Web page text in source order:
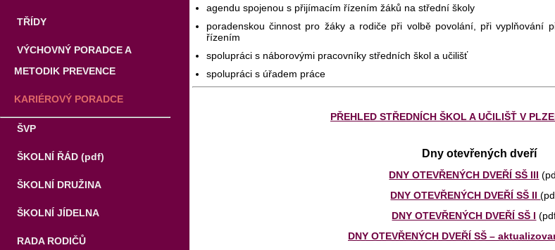
TŘÍDY
VÝCHOVNÝ PORADCE A
METODIK PREVENCE
KARIÉROVÝ PORADCE
ŠVP
ŠKOLNÍ ŘÁD (pdf)
ŠKOLNÍ DRUŽINA
ŠKOLNÍ JÍDELNA
RADA RODIČŮ
agendu spojenou s přijímacím řízením žáků na střední školy
poradenskou činnost pro žáky a rodiče při volbě povolání, při vyplňování
řízením
spolupráci s náborovými pracovníky středních škol a učilišť
spolupráci s úřadem práce
PŘEHLED STŘEDNÍCH ŠKOL A UČILIŠŤ V
Dny otevřených dveří
DNY OTEVŘENÝCH DVEŘÍ SŠ III
DNY OTEVŘENÝCH DVEŘÍ SŠ II
DNY OTEVŘENÝCH DVEŘÍ SŠ I
DNY OTEVŘENÝCH DVEŘÍ SŠ –